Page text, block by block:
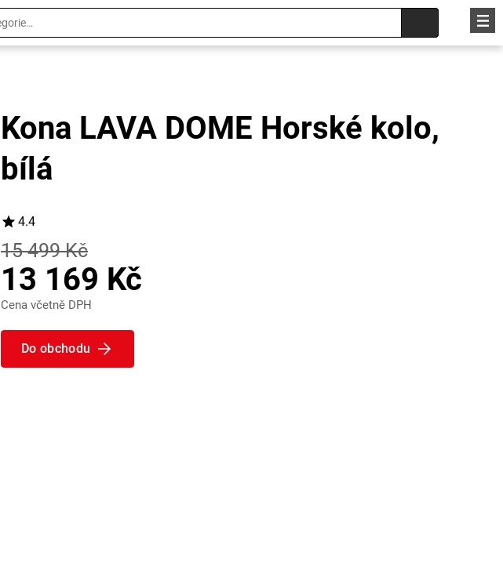
Kona LAVA DOME Horské kolo,
bílá
4.4
15 499 Kč
13 169 Kč
Cena včetně DPH
Do obchodu